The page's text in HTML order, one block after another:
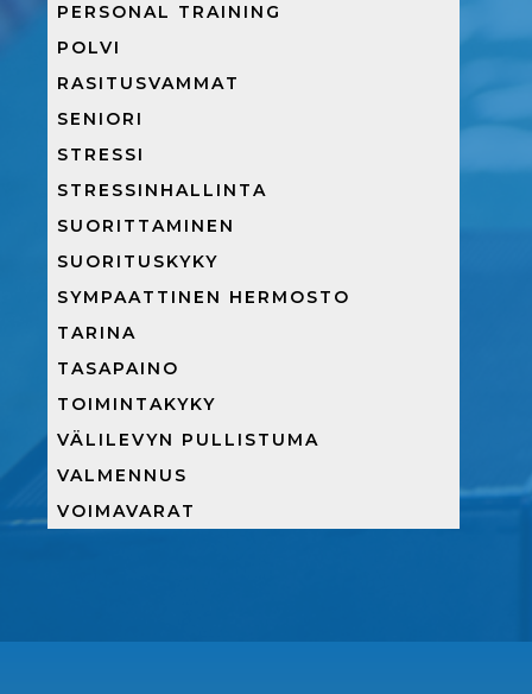
PERSONAL TRAINING
POLVI
RASITUSVAMMAT
SENIORI
STRESSI
STRESSINHALLINTA
SUORITTAMINEN
SUORITUSKYKY
SYMPAATTINEN HERMOSTO
TARINA
TASAPAINO
TOIMINTAKYKY
VÄLILEVYN PULLISTUMA
VALMENNUS
VOIMAVARAT